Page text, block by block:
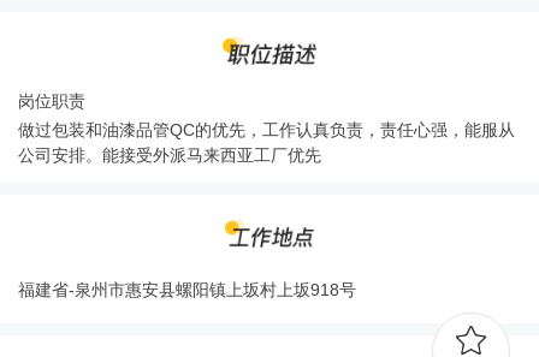
岗位职责
做过包装和油漆品管QC的优先，工作认真负责，责任心强，能服从
公司安排。能接受外派马来西亚工厂优先
福建省-泉州市惠安县螺阳镇上坂村上坂918号